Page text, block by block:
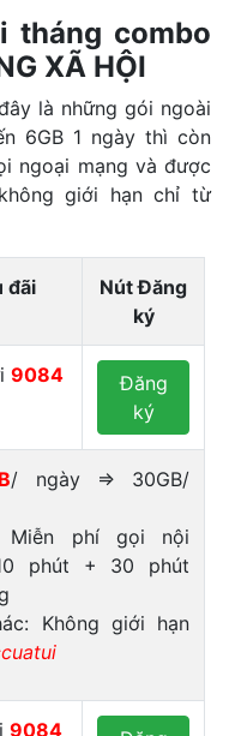
tháng combo
XÃ HỘI
là những gói ngoài
6GB 1 ngày thì còn
ngoại mạng và được
giới hạn chỉ từ
đãi
Nút Đăng
ký
9084
Đăng
ký
/ ngày ⇒ 30GB/
Miễn phí gọi nội
phút + 30 phút
Không giới hạn
9084